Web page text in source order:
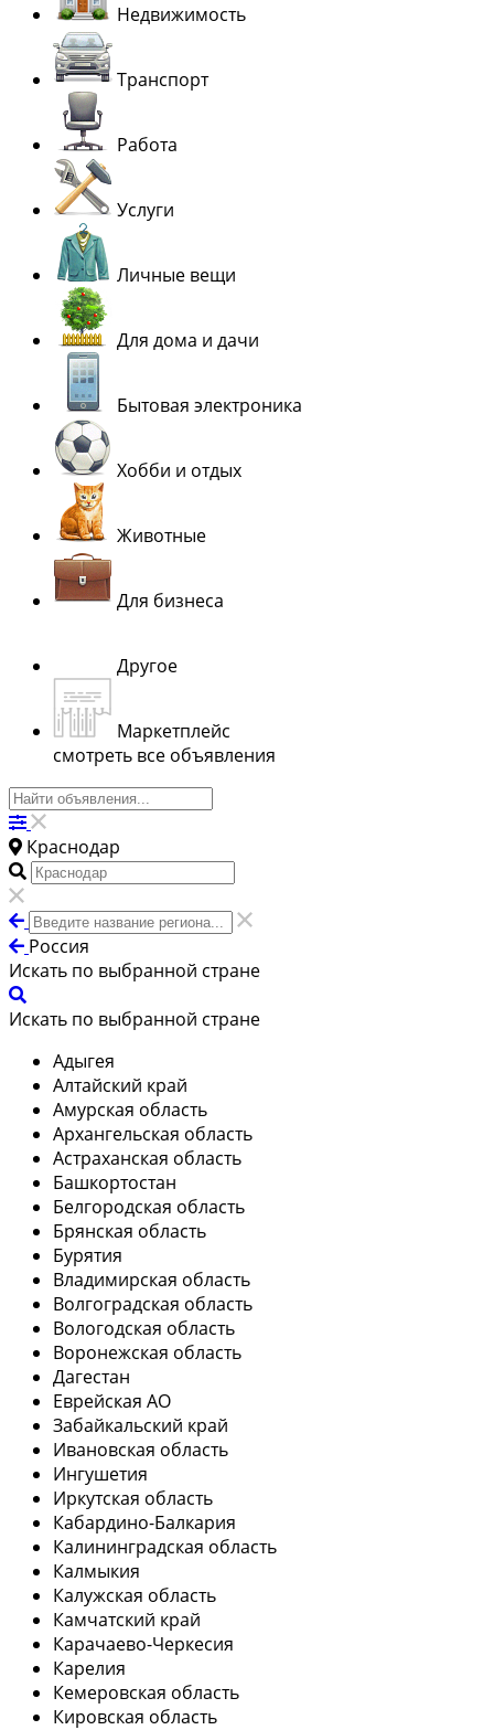
Недвижимость
Транспорт
Работа
Услуги
Личные вещи
Для дома и дачи
Бытовая электроника
Хобби и отдых
Животные
Для бизнеса
Другое
Маркетплейс
смотреть все объявления
Краснодар
Россия
Искать по выбранной стране
Искать по выбранной стране
Адыгея
Алтайский край
Амурская область
Архангельская область
Астраханская область
Башкортостан
Белгородская область
Брянская область
Бурятия
Владимирская область
Волгоградская область
Вологодская область
Воронежская область
Дагестан
Еврейская АО
Забайкальский край
Ивановская область
Ингушетия
Иркутская область
Кабардино-Балкария
Калининградская область
Калмыкия
Калужская область
Камчатский край
Карачаево-Черкесия
Карелия
Кемеровская область
Кировская область